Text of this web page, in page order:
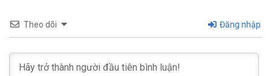
Theo dõi Đăng nhập